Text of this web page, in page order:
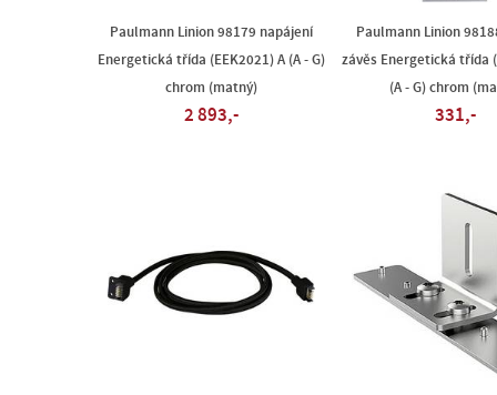
Paulmann Linion 98179 napájení
Energetická třída (EEK2021) A (A - G)
chrom (matný)
2 893,-
Paulmann Linion
závěs Energetická třída
(A - G) chrom
331,-